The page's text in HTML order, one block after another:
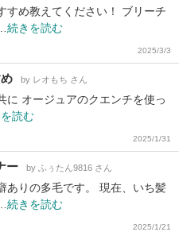
すめ教えてください！ ブリーチ
続きを読む
2025/3/3
by レオもち さん
に オージュアのクエンチを使っ
読む
2025/1/31
ー by ふぅたん9816 さん
ありの多毛です。 現在、いち髪
続きを読む
2025/1/21